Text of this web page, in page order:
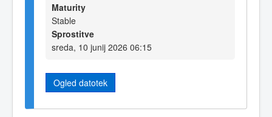
Maturity
Stable
Sprostitve
sreda, 10 junij 2026 06:15
Ogled datotek